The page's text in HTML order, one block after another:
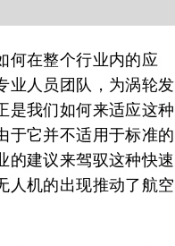
何在整个行业内的应
业人员团队，为涡轮发
是我们如何来适应这种
于它并不适用于标准的
的建议来驾驭这种快速
人机的出现推动了航空